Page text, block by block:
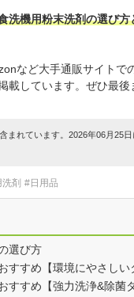
洗機用粉末洗剤の選び方
など大手通販サイトで
載しています。ぜひ最後
まれています。2026年06月25
剤 #日用品
選び方
すすめ【環境にやさしい
すすめ【強力洗浄&除菌